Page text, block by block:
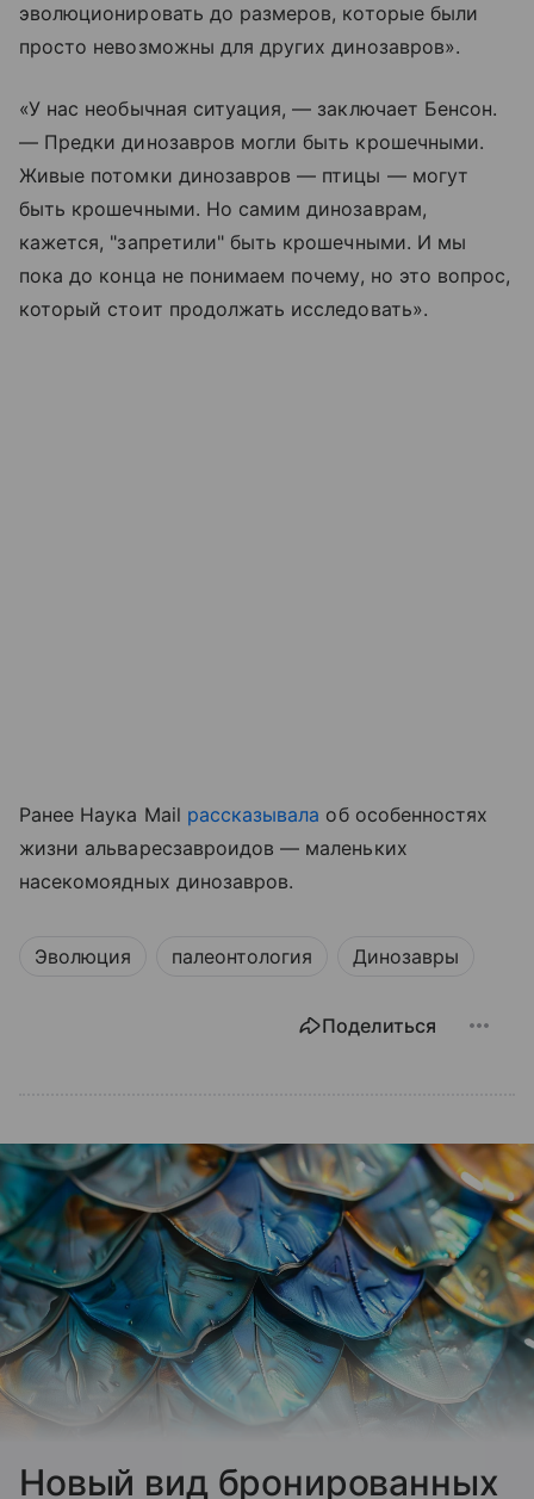
эволюционировать до размеров, которые были
просто невозможны для других динозавров».
«У нас необычная ситуация, — заключает Бенсон.
— Предки динозавров могли быть крошечными.
Живые потомки динозавров — птицы — могут
быть крошечными. Но самим динозаврам,
кажется, "запретили" быть крошечными. И мы
пока до конца не понимаем почему, но это вопрос,
который стоит продолжать исследовать».
Ранее Наука Mail рассказывала об особенностях
жизни альваресзавроидов — маленьких
насекомоядных динозавров.
Эволюция палеонтология Динозавры
Поделиться
Новый вид бронированных